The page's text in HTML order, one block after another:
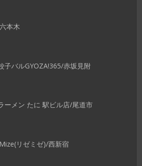
本木
子バルGYOZA!365/赤坂見附
ーメン たに 駅ビル店/尾道市
リゼミゼ)/西新宿